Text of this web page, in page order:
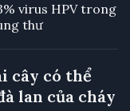
virus HPV trong
thư
cây có thể
lan của cháy